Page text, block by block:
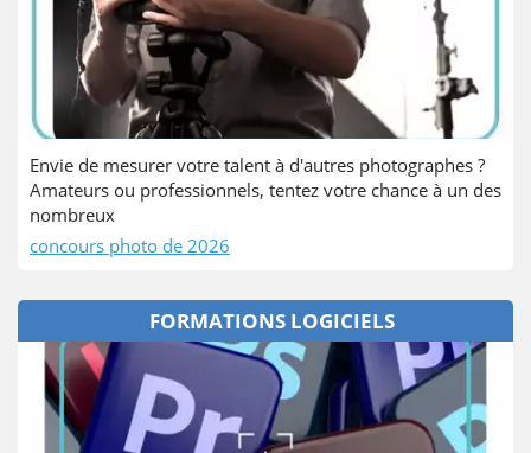
Envie de mesurer votre talent à d'autres photographes ?
Amateurs ou professionnels, tentez votre chance à un des
nombreux
concours photo de 2026
FORMATIONS LOGICIELS